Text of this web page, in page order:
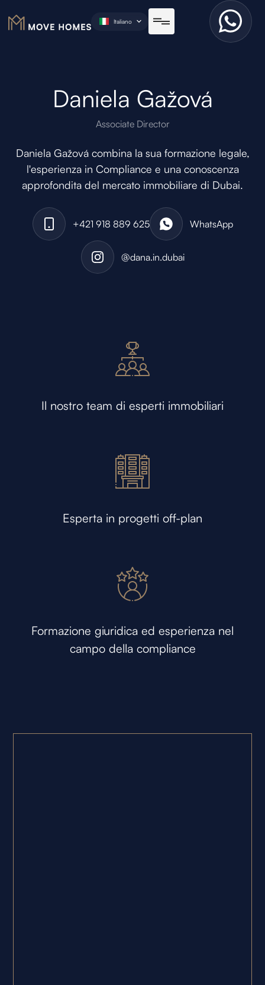
Italiano
Daniela Gažová
Associate Director
Daniela Gažová combina la sua formazione legale,
l'esperienza in Compliance e una conoscenza
approfondita del mercato immobiliare di Dubai.
+421 918 889 625 WhatsApp
@dana.in.dubai
Il nostro team di esperti immobiliari
Esperta in progetti off-plan
Formazione giuridica ed esperienza nel
campo della compliance